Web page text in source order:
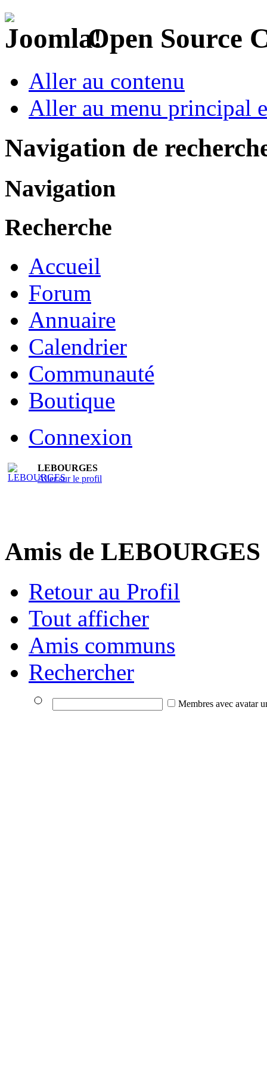
Open Source
Aller au contenu
Aller au menu principal
Navigation de
Navigation
Recherche
Accueil
Forum
Annuaire
Calendrier
Communauté
Boutique
Connexion
LEBOURGES
Aller sur le profil
Amis de LEBOURGES
Retour au Profil
Tout afficher
Amis communs
Rechercher
Membres avec avatar